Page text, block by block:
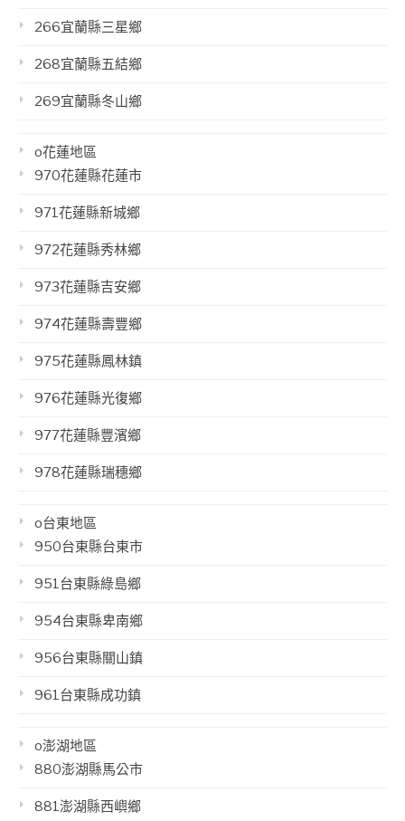
266宜蘭縣三星鄉
268宜蘭縣五結鄉
269宜蘭縣冬山鄉
o花蓮地區
970花蓮縣花蓮市
971花蓮縣新城鄉
972花蓮縣秀林鄉
973花蓮縣吉安鄉
974花蓮縣壽豐鄉
975花蓮縣鳳林鎮
976花蓮縣光復鄉
977花蓮縣豐濱鄉
978花蓮縣瑞穗鄉
o台東地區
950台東縣台東市
951台東縣綠島鄉
954台東縣卑南鄉
956台東縣關山鎮
961台東縣成功鎮
o澎湖地區
880澎湖縣馬公市
881澎湖縣西嶼鄉